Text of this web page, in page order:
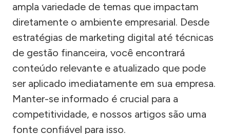
ampla variedade de temas que impactam
diretamente o ambiente empresarial. Desde
estratégias de marketing digital até técnicas
de gestão financeira, você encontrará
conteúdo relevante e atualizado que pode
ser aplicado imediatamente em sua empresa.
Manter-se informado é crucial para a
competitividade, e nossos artigos são uma
fonte confiável para isso.